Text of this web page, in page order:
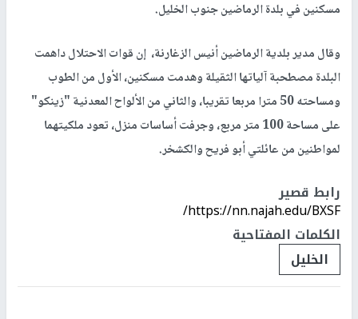
مسكنين في بلدة الرماضين جنوب الخليل.
وقال مدير بلدية الرماضين أنيس الزغارنة، إن قوات الاحتلال داهمت
البلدة مصطحبة آلياتها الثقيلة وهدمت مسكنين، الأول من الطوب
ومساحته 50 مترا مربعا تقريبا، والثاني من الألواح المعدنية "زينكو"
على مساحة 100 متر مربع، وجرفت أساسات منزل، تعود ملكيتهما
لمواطنين من عائلتي أبو فريح والكشخر.
رابط قصير
https://nn.najah.edu/BXSF/
الكلمات المفتاحية
الخليل